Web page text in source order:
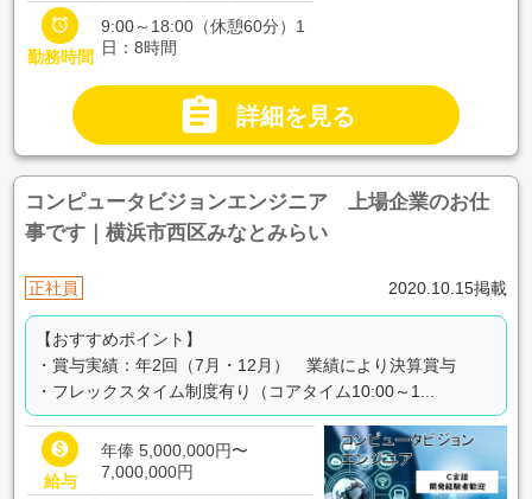

勤務時間
9:00～18:00（休憩60分）1
日：8時間
 詳細を見る
コンピュータビジョンエンジニア 上場企業のお仕
事です｜横浜市西区みなとみらい
正社員 2020.10.15掲載
【おすすめポイント】
・賞与実績：年2回（7月・12月） 業績により決算賞与
・フレックスタイム制度有り（コアタイム10:00～1...

給与
年俸 5,000,000円〜
7,000,000円